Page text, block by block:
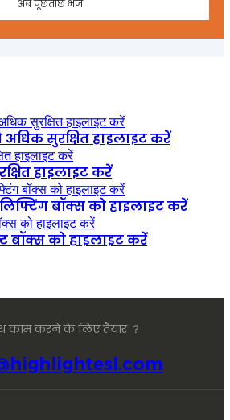
अब पूछताछ भेजें
अधिक सुरक्षित हाइलाइट करें
हाइलाइट करें
बॉक्स को हाइलाइट करें
बॉक्स को हाइलाइट करें
काम करने के लिए तैयार ？